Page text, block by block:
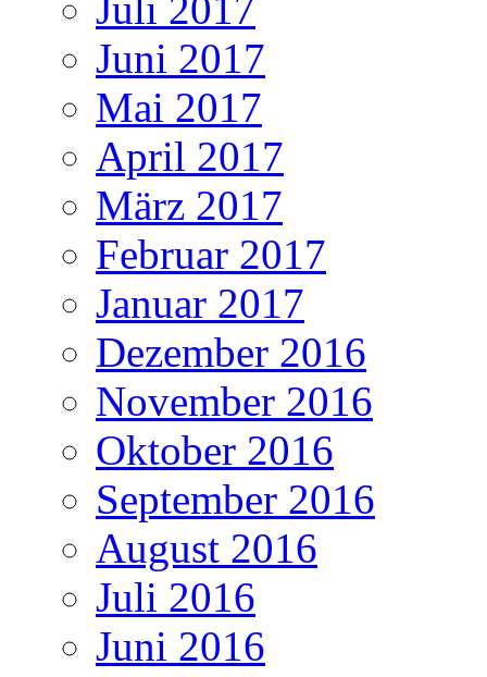
Juni 2017
Mai 2017
April 2017
März 2017
Februar 2017
Januar 2017
Dezember 2016
November 2016
Oktober 2016
September 2016
August 2016
Juli 2016
Juni 2016